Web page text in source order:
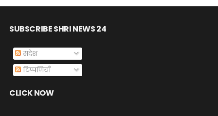
SUBSCRIBE SHRI NEWS 24
संदेश
टिप्पणियाँ
CLICK NOW